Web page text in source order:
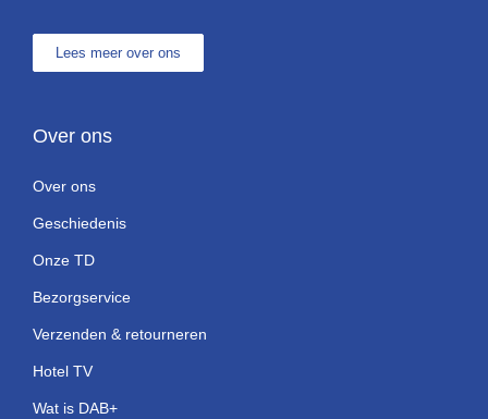
Lees meer over ons
Over ons
Over ons
Geschiedenis
Onze TD
Bezorgservice
Verzenden & retourneren
Hotel TV
Wat is DAB+